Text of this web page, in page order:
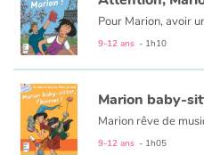
9-12 ans - 1h10
Marion baby-
9-12 ans - 1h05